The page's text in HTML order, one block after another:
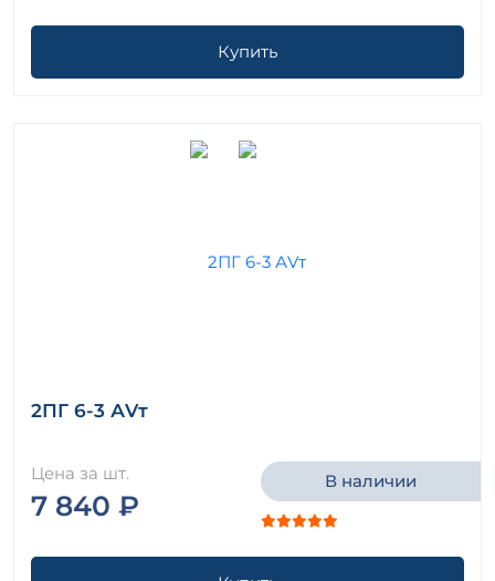
Купить
2ПГ 6-3 АVт
Цена за шт.
7 840 ₽
В наличии